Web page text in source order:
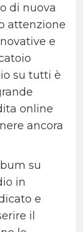
di nuova
attenzione
e
su tutti è
online
ancora
su
in
e
il